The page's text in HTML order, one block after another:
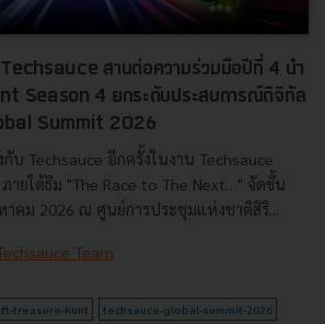
สานต่อความร่วมมือปีที่ 4 นำ
Season 4 ยกระดับประสบการณ์ดิจิทัล
Summit 2026
บ Techsauce อีกครั้งในงาน Techsauce
ายใต้ธีม "The Race to The Next…" จัดขึ้น
าคม 2026 ณ ศูนย์การประชุมแห่งชาติสิริ...
Team
treasure-hunt techsauce-global-summit-2026